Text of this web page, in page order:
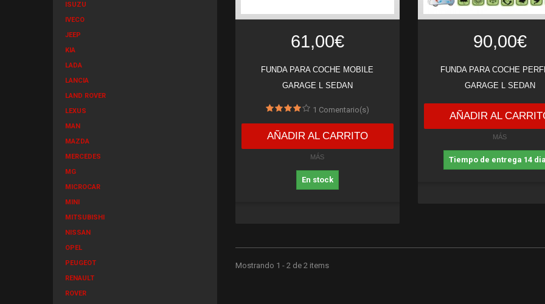
ISUZU
IVECO
JEEP
KIA
LADA
LANCIA
LAND ROVER
LEXUS
MAN
MAZDA
MERCEDES
MG
MICROCAR
MINI
MITSUBISHI
NISSAN
OPEL
PEUGEOT
RENAULT
ROVER
61,00€
FUNDA PARA COCHE MOBILE
GARAGE L SEDAN
1 Comentario(s)
AÑADIR AL CARRITO
MÁS
En stock
90,00€
FUNDA PARA COCHE
GARAGE L SEDAN
AÑADIR AL
MÁS
Tiempo de entrega 14
Mostrando 1 - 2 de 2 items